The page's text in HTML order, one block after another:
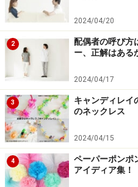
ることはありませんよね。
がらの伝統行事に「着物」
ちに教えることは、とても
<関連記事>
■七五三お祝い時の贈答様
三を祝う」 をどうぞ！
■三歳、五歳、七歳とそれ
服装のマナーについては「
参考に！
2024/04/20
2
配偶者の呼び方
ー、正解はある
2024/04/17
3
キャンディレイ
のネックレス
2024/04/15
4
ペーパーポンポ
アイディア集！